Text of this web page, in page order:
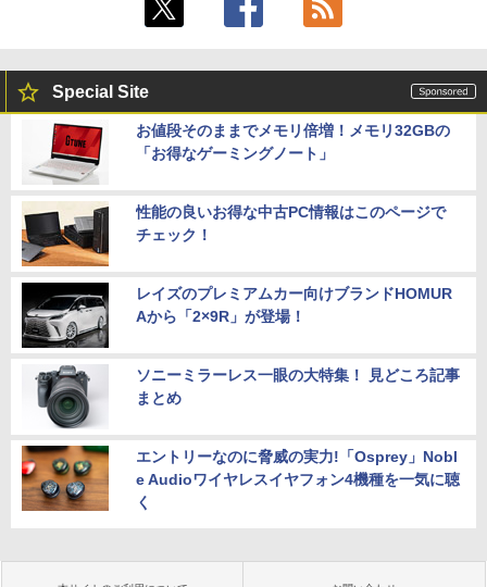
Special Site
お値段そのままでメモリ倍増！メモリ32GBの
「お得なゲーミングノート」
性能の良いお得な中古PC情報はこのページで
チェック！
レイズのプレミアムカー向けブランドHOMUR
Aから「2×9R」が登場！
ソニーミラーレス一眼の大特集！ 見どころ記事
まとめ
エントリーなのに脅威の実力!「Osprey」Nobl
e Audioワイヤレスイヤフォン4機種を一気に聴
く